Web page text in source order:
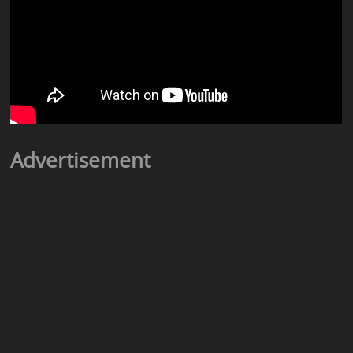
Advertisement